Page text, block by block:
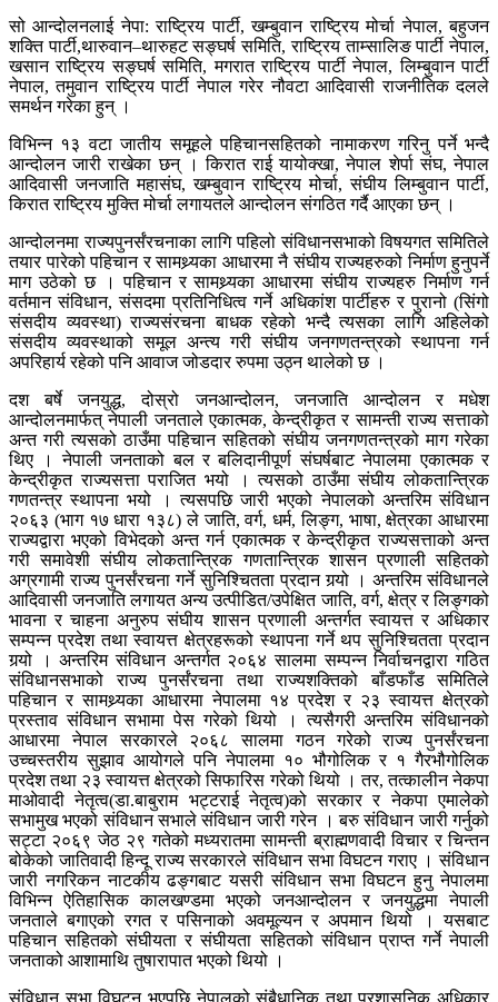
सो आन्दोलनलाई नेपा: राष्ट्रिय पार्टी, खम्बुवान राष्ट्रिय मोर्चा नेपाल, बहुजन
शक्ति पार्टी,थारुवान–थारुहट सङ्घर्ष समिति, राष्ट्रिय ताम्सालिङ पार्टी नेपाल,
खसान राष्ट्रिय सङ्घर्ष समिति, मगरात राष्ट्रिय पार्टी नेपाल, लिम्बुवान पार्टी
नेपाल, तमुवान राष्ट्रिय पार्टी नेपाल गरेर नौवटा आदिवासी राजनीतिक दलले
समर्थन गरेका हुन् ।
विभिन्न १३ वटा जातीय समूहले पहिचानसहितको नामाकरण गरिनु पर्ने भन्दै
आन्दोलन जारी राखेका छन् । किरात राई यायोक्खा, नेपाल शेर्पा संघ, नेपाल
आदिवासी जनजाति महासंघ, खम्बुवान राष्ट्रिय मोर्चा, संघीय लिम्बुवान पार्टी,
किरात राष्ट्रिय मुक्ति मोर्चा लगायतले आन्दोलन संगठित गर्दै आएका छन् ।
आन्दोलनमा राज्यपुनर्संरचनाका लागि पहिलो संविधानसभाको विषयगत समितिले
तयार पारेको पहिचान र सामथ्र्यका आधारमा नै संघीय राज्यहरुको निर्माण हुनुपर्ने
माग उठेको छ । पहिचान र सामथ्र्यका आधारमा संघीय राज्यहरु निर्माण गर्न
वर्तमान संविधान, संसदमा प्रतिनिधित्व गर्ने अधिकांश पार्टीहरु र पुरानो (सिंगो
संसदीय व्यवस्था) राज्यसंरचना बाधक रहेको भन्दै त्यसका लागि अहिलेको
संसदीय व्यवस्थाको समूल अन्त्य गरी संघीय जनगणतन्त्रको स्थापना गर्न
अपरिहार्य रहेको पनि आवाज जोडदार रुपमा उठ्न थालेको छ ।
दश बर्षे जनयुद्ध, दोस्रो जनआन्दोलन, जनजाति आन्दोलन र मधेश
आन्दोलनमार्फत् नेपाली जनताले एकात्मक, केन्द्रीकृत र सामन्ती राज्य सत्ताको
अन्त गरी त्यसको ठाउँमा पहिचान सहितको संघीय जनगणतन्त्रको माग गरेका
थिए । नेपाली जनताको बल र बलिदानीपूर्ण संघर्षबाट नेपालमा एकात्मक र
केन्द्रीकृत राज्यसत्ता पराजित भयो । त्यसको ठाउँमा संघीय लोकतान्त्रिक
गणतन्त्र स्थापना भयो । त्यसपछि जारी भएको नेपालको अन्तरिम संविधान
२०६३ (भाग १७ धारा १३८) ले जाति, वर्ग, धर्म, लिङ्ग, भाषा, क्षेत्रका आधारमा
राज्यद्वारा भएको विभेदको अन्त गर्न एकात्मक र केन्द्रीकृत राज्यसत्ताको अन्त
गरी समावेशी संघीय लोकतान्त्रिक गणतान्त्रिक शासन प्रणाली सहितको
अग्रगामी राज्य पुनर्संरचना गर्ने सुनिश्चितता प्रदान गर्‍यो । अन्तरिम संविधानले
आदिवासी जनजाति लगायत अन्य उत्पीडित/उपेक्षित जाति, वर्ग, क्षेत्र र लिङ्गको
भावना र चाहना अनुरुप संघीय शासन प्रणाली अन्तर्गत स्वायत्त र अधिकार
सम्पन्न प्रदेश तथा स्वायत्त क्षेत्रहरूको स्थापना गर्ने थप सुनिश्चितता प्रदान
गर्‍यो । अन्तरिम संविधान अन्तर्गत २०६४ सालमा सम्पन्न निर्वाचनद्वारा गठित
संविधानसभाको राज्य पुनर्संरचना तथा राज्यशक्तिको बाँडफाँड समितिले
पहिचान र सामथ्र्यका आधारमा नेपालमा १४ प्रदेश र २३ स्वायत्त क्षेत्रको
प्रस्ताव संविधान सभामा पेस गरेको थियो । त्यसैगरी अन्तरिम संविधानको
आधारमा नेपाल सरकारले २०६८ सालमा गठन गरेको राज्य पुनर्संरचना
उच्चस्तरीय सुझाव आयोगले पनि नेपालमा १० भौगोलिक र १ गैरभौगोलिक
प्रदेश तथा २३ स्वायत्त क्षेत्रको सिफारिस गरेको थियो । तर, तत्कालीन नेकपा
माओवादी नेतृत्व(डा.बाबुराम भट्टराई नेतृत्व)को सरकार र नेकपा एमालेको
सभामुख भएको संविधान सभाले संविधान जारी गरेन । बरु संविधान जारी गर्नुको
सट्टा २०६९ जेठ २९ गतेको मध्यरातमा सामन्ती ब्राह्मणवादी विचार र चिन्तन
बोकेको जातिवादी हिन्दू राज्य सरकारले संविधान सभा विघटन गराए । संविधान
जारी नगरिकन नाटकीय ढङ्गबाट यसरी संविधान सभा विघटन हुनु नेपालमा
विभिन्न ऐतिहासिक कालखण्डमा भएको जनआन्दोलन र जनयुद्धमा नेपाली
जनताले बगाएको रगत र पसिनाको अवमूल्यन र अपमान थियो । यसबाट
पहिचान सहितको संघीयता र संघीयता सहितको संविधान प्राप्त गर्ने नेपाली
जनताको आशामाथि तुषारापात भएको थियो ।